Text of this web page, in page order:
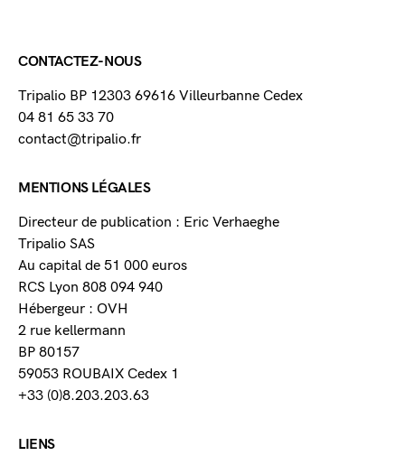
CONTACTEZ-NOUS
Tripalio BP 12303 69616 Villeurbanne Cedex
04 81 65 33 70
contact@tripalio.fr
MENTIONS LÉGALES
Directeur de publication : Eric Verhaeghe
Tripalio SAS
Au capital de 51 000 euros
RCS Lyon 808 094 940
Hébergeur : OVH
2 rue kellermann
BP 80157
59053 ROUBAIX Cedex 1
+33 (0)8.203.203.63
LIENS